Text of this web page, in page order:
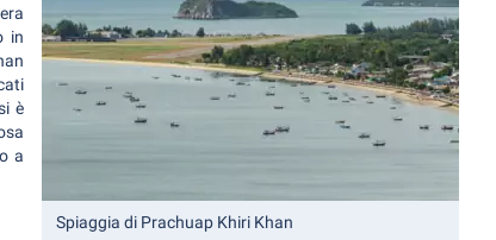
Spiaggia di Prachuap Khiri Khan
in
è
a